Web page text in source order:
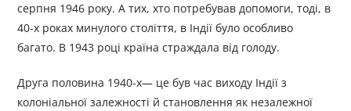
серпня 1946 року. А тих, хто потребував допомоги, тоді, в
40-х роках минулого століття, в Індії було особливо
багато. В 1943 році країна страждала від голоду.
Друга половина 1940-х— це був час виходу Індії з
колоніальної залежності й становлення як незалежної